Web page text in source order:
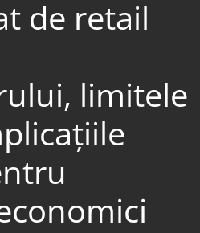
de retail
limitele